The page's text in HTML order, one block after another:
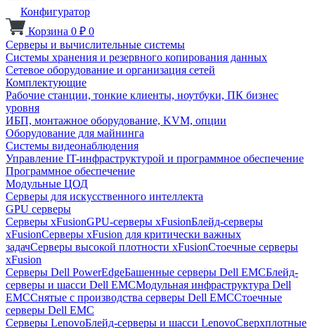
Конфигуратор
Корзина 0 ₽ 0
Серверы и вычислительные системы
Системы хранения и резервного копирования данных
Сетевое оборудование и организация сетей
Комплектующие
Рабочие станции, тонкие клиенты, ноутбуки, ПК бизнес
уровня
ИБП, монтажное оборудование, KVM, опции
Оборудование для майнинга
Системы видеонаблюдения
Управление IT-инфраструктурой и программное обеспечение
Программное обеспечение
Модульные ЦОД
Серверы для искусственного интеллекта
GPU серверы
Серверы xFusionGPU-серверы xFusionБлейд-серверы
xFusionСерверы xFusion для критически важных
задачСерверы высокой плотности xFusionСтоечные серверы
xFusion
Серверы Dell PowerEdgeБашенные серверы Dell EMCБлейд-
серверы и шасси Dell EMCМодульная инфраструктура Dell
EMCСнятые с производства серверы Dell EMCСтоечные
серверы Dell EMC
Серверы LenovoБлейд-серверы и шасси LenovoСверхплотные